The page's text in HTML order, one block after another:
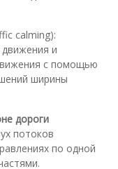
calming):
и
с помощью
ширины
дороги
потоков
по одной